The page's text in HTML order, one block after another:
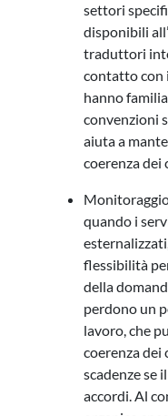
settori
disponibili
traduttori
contatto con
hanno
convenzioni
aiuta a
coerenza dei
quando i
flessibilità
della
perdono un
lavoro, che
coerenza dei
scadenze se
accordi. Al